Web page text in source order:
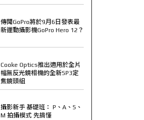
傳聞GoPro將於9月6日發表最
新運動攝影機GoPro Hero 12？
Cooke Optics推出適用於全片
幅無反光鏡相機的全新SP3定
焦鏡頭組
攝影新手 基礎班： P、A、S、
M 拍攝模式 先搞懂